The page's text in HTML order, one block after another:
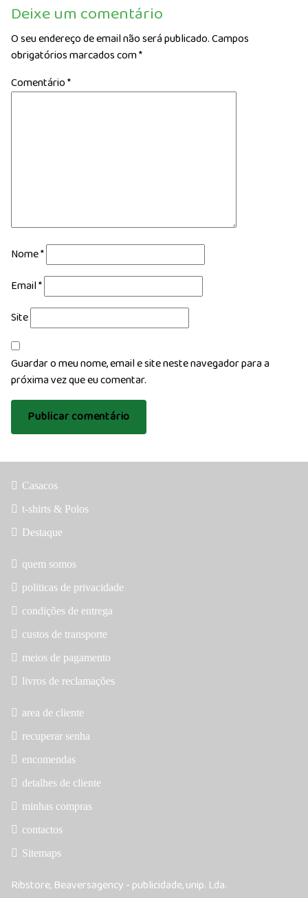
Deixe um comentário
O seu endereço de email não será publicado.Campos
obrigatórios marcados com*
Comentário*
Nome*
Email*
Site
Guardar o meu nome, email e site neste navegador para a
próxima vez que eu comentar.
Casacos
t-shirts & Polos
Destaque
quem somos
politicas de privacidade
condições de entrega
custos de transporte
meios de pagamento
livros de reclamações
area de cliente
recuperar senha
encomendas
detalhes de cliente
minhas compras
contactos
Sitemaps
Ribstore, Beaversagency - publicidade, unip. Lda.